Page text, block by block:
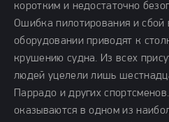
коротким и недостаточно
Ошибка пилотирования и сбой
оборудовании приводят к
крушению судна. Из всех
людей уцелели лишь
Паррадо и других
оказываются в одном из